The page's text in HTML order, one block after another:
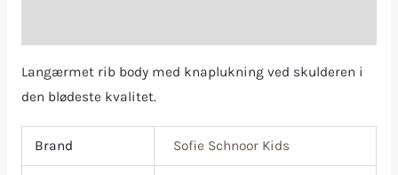
Langærmet rib body med knaplukning ved skulderen i
den blødeste kvalitet.
Brand Sofie Schnoor Kids